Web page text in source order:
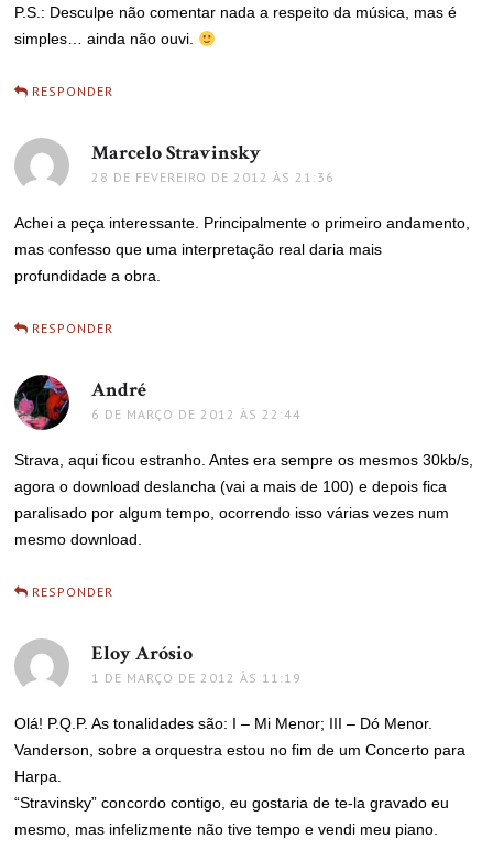
P.S.: Desculpe não comentar nada a respeito da música, mas é
simples… ainda não ouvi.
RESPONDER
Marcelo Stravinsky
28 DE FEVEREIRO DE 2012 ÀS 21:36
Achei a peça interessante. Principalmente o primeiro andamento,
mas confesso que uma interpretação real daria mais
profundidade a obra.
RESPONDER
André
6 DE MARÇO DE 2012 ÀS 22:44
Strava, aqui ficou estranho. Antes era sempre os mesmos 30kb/s,
agora o download deslancha (vai a mais de 100) e depois fica
paralisado por algum tempo, ocorrendo isso várias vezes num
mesmo download.
RESPONDER
Eloy Arósio
1 DE MARÇO DE 2012 ÀS 11:19
Olá! P.Q.P. As tonalidades são: I – Mi Menor; III – Dó Menor.
Vanderson, sobre a orquestra estou no fim de um Concerto para
Harpa.
“Stravinsky” concordo contigo, eu gostaria de te-la gravado eu
mesmo, mas infelizmente não tive tempo e vendi meu piano.